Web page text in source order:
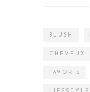
BLUSH
CHEVEUX
FAVORIS